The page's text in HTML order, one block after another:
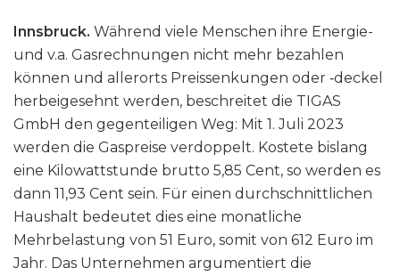
Innsbruck. Während viele Menschen ihre Energie-
und v.a. Gasrechnungen nicht mehr bezahlen
können und allerorts Preissenkungen oder ‑deckel
herbeigesehnt werden, beschreitet die TIGAS
GmbH den gegenteiligen Weg: Mit 1. Juli 2023
werden die Gaspreise verdoppelt. Kostete bislang
eine Kilowattstunde brutto 5,85 Cent, so werden es
dann 11,93 Cent sein. Für einen durchschnittlichen
Haushalt bedeutet dies eine monatliche
Mehrbelastung von 51 Euro, somit von 612 Euro im
Jahr. Das Unternehmen argumentiert die